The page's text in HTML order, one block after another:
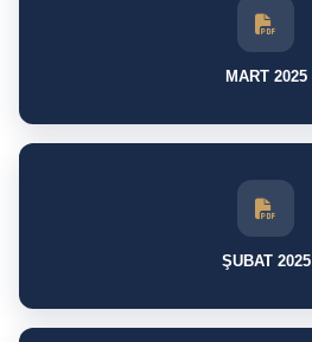
MART 2025
ŞUBAT 2025